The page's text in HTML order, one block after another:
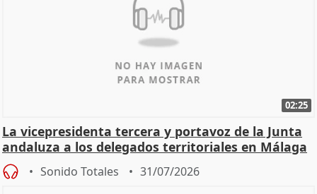
02:25
La vicepresidenta tercera y portavoz de la Junta
andaluza a los delegados territoriales en Málaga
Sonido Totales 31/07/2026